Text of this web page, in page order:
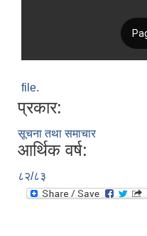
file.
प्रकार:
सूचना तथा समाचार
आर्थिक वर्ष:
८२/८३